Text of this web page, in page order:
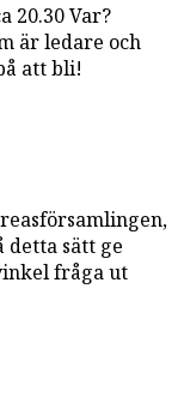
20.30 Var?
är ledare och
att bli!
detta sätt ge
fråga ut